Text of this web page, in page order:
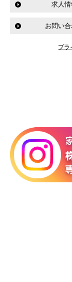
求人情
お問い
プラ